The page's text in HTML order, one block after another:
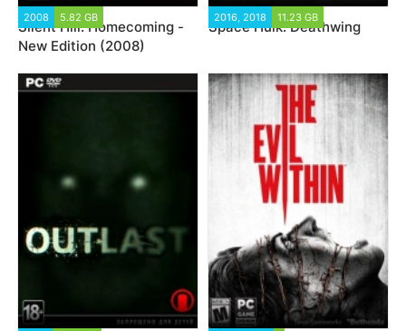
2008 5.82 GB
Silent Hill: Homecoming -
New Edition (2008)
2016, 2018 11.23 GB
Space Hulk: Deathwing